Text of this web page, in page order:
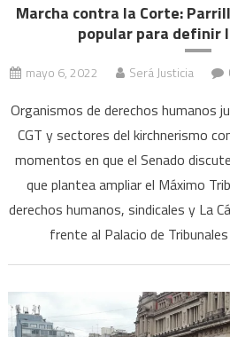
Marcha contra la Corte:
popular para definir
mayo 6, 2022 Será Justicia
Organismos de derechos humanos
CGT y sectores del kirchnerismo
momentos en que el Senado
que plantea ampliar el Máximo
derechos humanos, sindicales y La
frente al Palacio de